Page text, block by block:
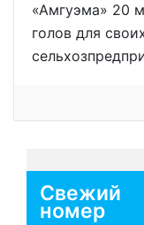
«Амгуэма» 20
голов для
Свежий
номер